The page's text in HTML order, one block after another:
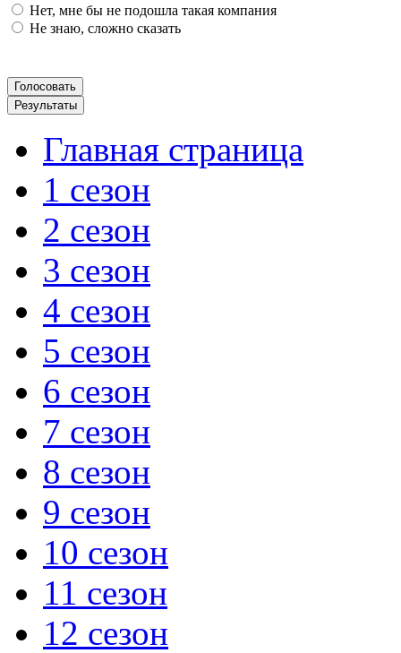
Нет, мне бы не подошла такая компания
Не знаю, сложно сказать
Главная страница
1 сезон
2 сезон
3 сезон
4 сезон
5 сезон
6 сезон
7 сезон
8 сезон
9 сезон
10 сезон
11 сезон
12 сезон